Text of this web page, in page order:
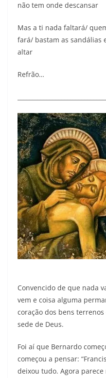
não tem onde descansar
Mas a ti nada faltará/
fará/ bastam as sandálias
altar
Refrão…
Convencido de que nada
vem e coisa alguma
coração dos bens
sede de Deus.
Foi aí que Bernardo
começou a pensar:
deixou tudo. Agora